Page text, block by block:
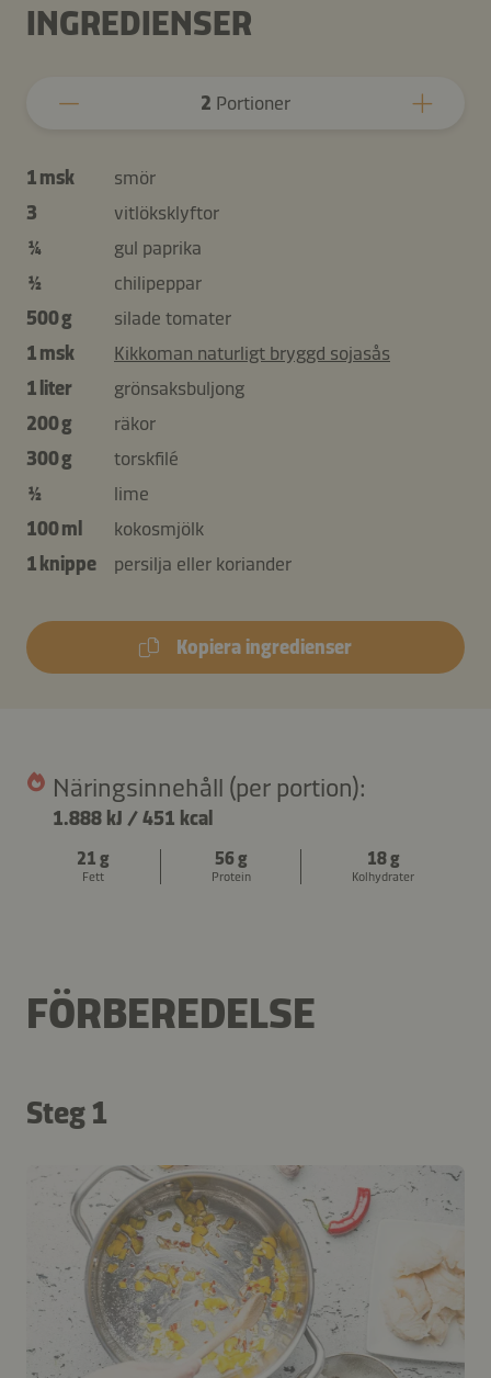
INGREDIENSER
2 Portioner
1 msk
smör
3
vitlöksklyftor
¼
gul paprika
½
chilipeppar
500 g
silade tomater
1 msk
Kikkoman naturligt bryggd sojasås
1 liter
grönsaksbuljong
200 g
räkor
300 g
torskfilé
½
lime
100 ml
kokosmjölk
1 knippe
persilja eller koriander
Kopiera ingredienser
Näringsinnehåll (per portion):
1.888 kJ /451 kcal
21 g
Fett
56 g
Protein
18 g
Kolhydrater
FÖRBEREDELSE
Steg 1